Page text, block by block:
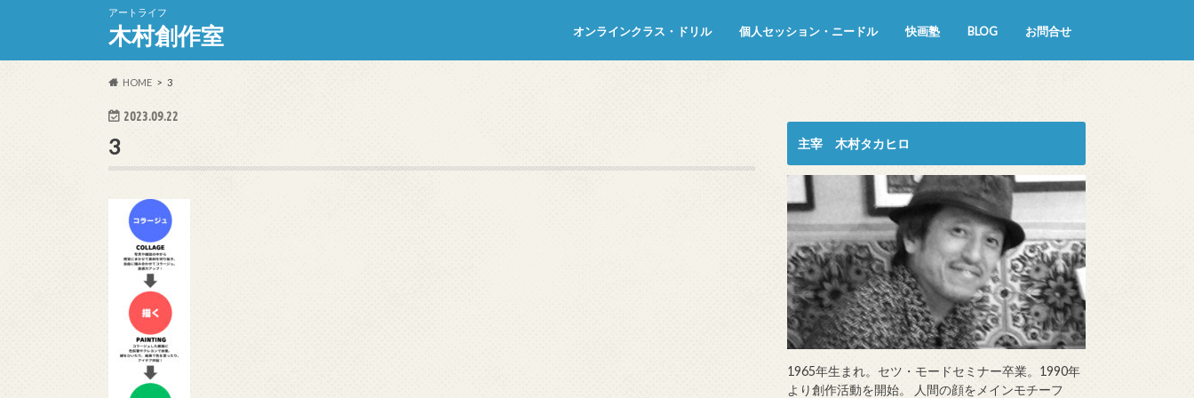
アートライフ
木村創作室 オンラインクラス・ドリル 個人セッション・ニードル 快画塾 BLOG お問合せ
HOME 3
2023.09.22
3 主宰 木村タカヒロ
1965年生まれ。セツ・モードセミナー卒業。1990年
より創作活動を開始。 人間の顔をメインモチーフ